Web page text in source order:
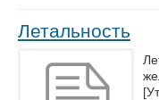
Летальность